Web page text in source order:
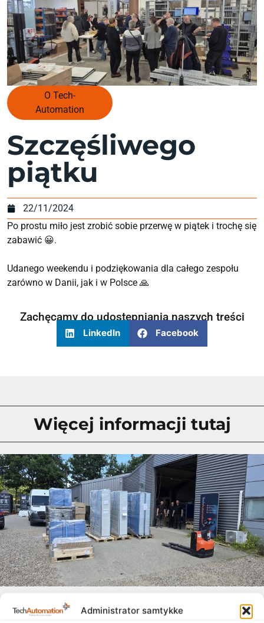
Administrator samtykke
O Tech-
Automation
Szczęśliwego
piątku
22/11/2024
Po prostu miło jest zrobić sobie przerwę w piątek i trochę się
zabawić 😀.
Udanego weekendu i podziękowania dla całego zespołu
zarówno w Danii, jak i w Polsce 🙏
Zachęcamy do udostępniania naszych treści
LinkedIn Facebook
Więcej informacji tutaj
Zbliża się lato, a tablice wychodzą na ulicę
14. lipca 2026